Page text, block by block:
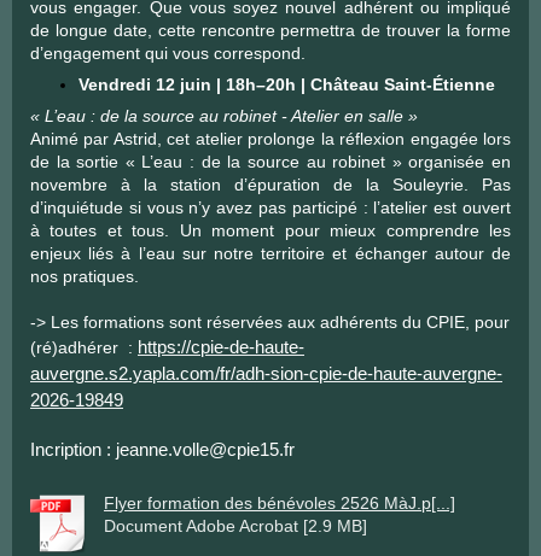
vous engager. Que vous soyez nouvel adhérent ou impliqué
de longue date, cette rencontre permettra de trouver la forme
d’engagement qui vous correspond.
Vendredi 12 juin | 18h–20h | Château Saint-Étienne
« L’eau : de la source au robinet - Atelier en salle »
Animé par Astrid, cet atelier prolonge la réflexion engagée lors
de la sortie « L’eau : de la source au robinet » organisée en
novembre à la station d’épuration de la Souleyrie. Pas
d’inquiétude si vous n’y avez pas participé : l’atelier est ouvert
à toutes et tous. Un moment pour mieux comprendre les
enjeux liés à l’eau sur notre territoire et échanger autour de
nos pratiques.
-> Les formations sont réservées aux adhérents du CPIE, pour
(ré)adhérer : https://cpie-de-haute-
auvergne.s2.yapla.com/fr/adh-sion-cpie-de-haute-auvergne-
2026-19849
Incription : jeanne.volle@cpie15.fr
Flyer formation des bénévoles 2526 MàJ.p[...]
Document Adobe Acrobat [2.9 MB]